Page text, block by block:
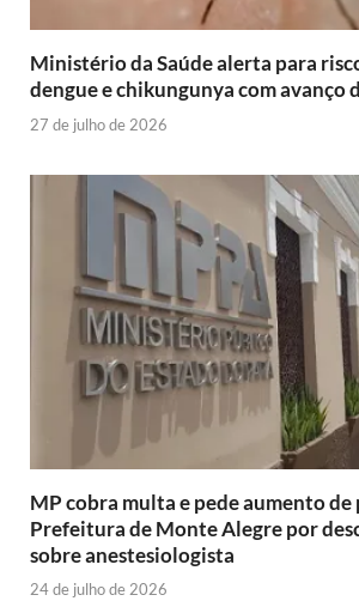
Ministério da Saúde alerta para
dengue e chikungunya com avanço
27 de julho de 2026
MP cobra multa e pede aumento
Prefeitura de Monte Alegre por
sobre anestesiologista
24 de julho de 2026